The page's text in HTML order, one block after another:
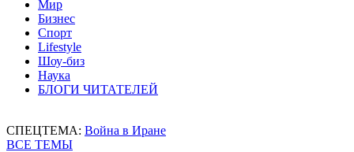
Мир
Бизнес
Спорт
Lifestyle
Шоу-биз
Наука
БЛОГИ ЧИТАТЕЛЕЙ
СПЕЦТЕМА: Война в Иране
ВСЕ ТЕМЫ